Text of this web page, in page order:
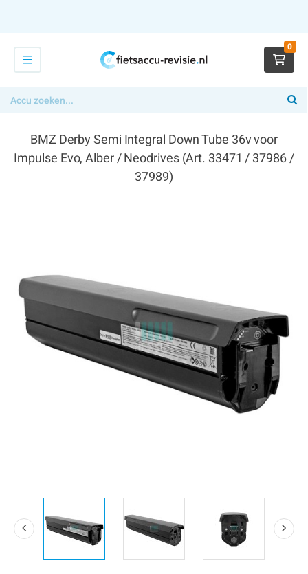
0
BMZ Derby Semi Integral Down Tube 36v voor
Impulse Evo, Alber / Neodrives (Art. 33471 / 37986 /
37989)